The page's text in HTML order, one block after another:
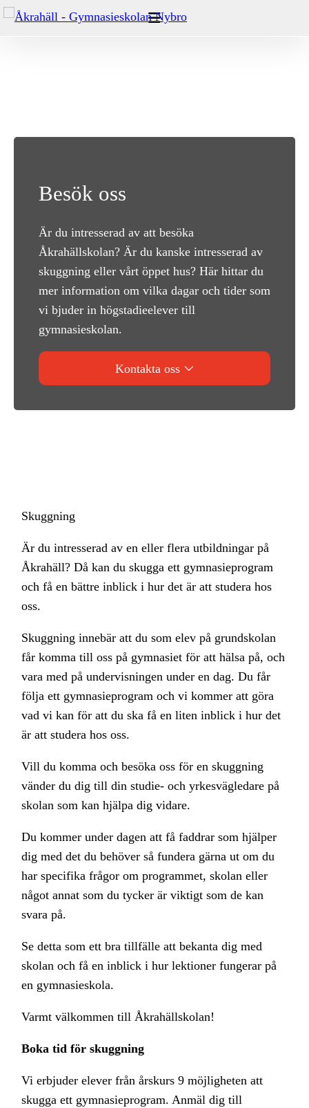
Hoppa
Besök oss
Är du intresserad av att besöka
Åkrahällskolan? Är du kanske intresserad av
skuggning eller vårt öppet hus? Här hittar du
mer information om vilka dagar och tider som
vi bjuder in högstadieelever till
gymnasieskolan.
Kontakta oss
Skuggning
Är du intresserad av en eller flera utbildningar på
Åkrahäll? Då kan du skugga ett gymnasieprogram
och få en bättre inblick i hur det är att studera hos
oss.
Skuggning innebär att du som elev på grundskolan
får komma till oss på gymnasiet för att hälsa på, och
vara med på undervisningen under en dag. Du får
följa ett gymnasieprogram och vi kommer att göra
vad vi kan för att du ska få en liten inblick i hur det
är att studera hos oss.
Vill du komma och besöka oss för en skuggning
vänder du dig till din studie- och yrkesvägledare på
skolan som kan hjälpa dig vidare.
Du kommer under dagen att få faddrar som hjälper
dig med det du behöver så fundera gärna ut om du
har specifika frågor om programmet, skolan eller
något annat som du tycker är viktigt som de kan
svara på.
Se detta som ett bra tillfälle att bekanta dig med
skolan och få en inblick i hur lektioner fungerar på
en gymnasieskola.
Varmt välkommen till Åkrahällskolan!
Boka tid för skuggning
Vi erbjuder elever från årskurs 9 möjligheten att
skugga ett gymnasieprogram. Anmäl dig till